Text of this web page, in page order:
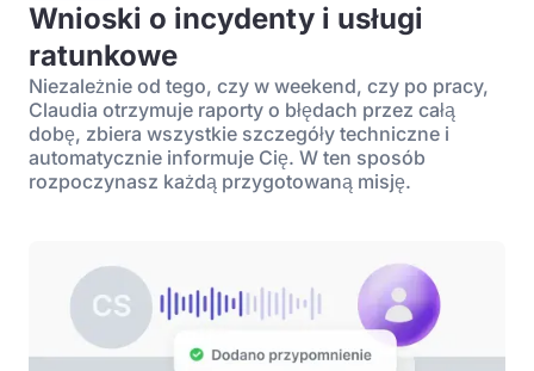
Wnioski o incydenty i usługi
ratunkowe
Niezależnie od tego, czy w weekend, czy po pracy,
Claudia otrzymuje raporty o błędach przez całą
dobę, zbiera wszystkie szczegóły techniczne i
automatycznie informuje Cię. W ten sposób
rozpoczynasz każdą przygotowaną misję.